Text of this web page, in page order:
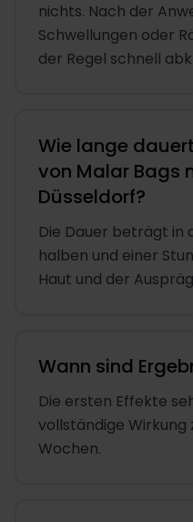
nichts. Nach der
Schwellungen oder
der Regel schnell
Wie lange
von Malar Bags
Düsseldorf?
Die Dauer beträgt in
halben und einer
Haut und der
Wann sind
Die ersten Effekte
vollständige Wirkung
Wochen.